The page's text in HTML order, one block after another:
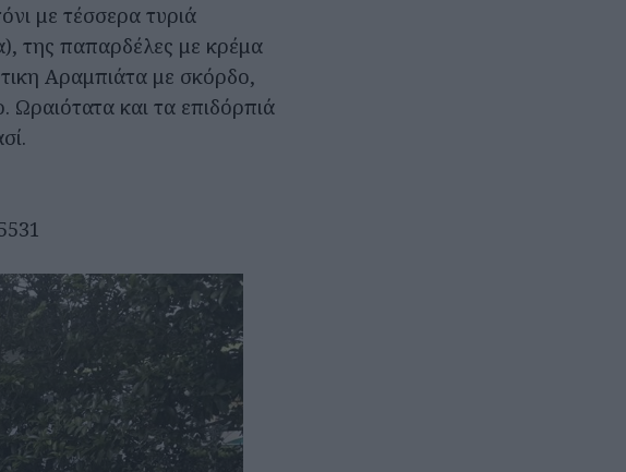
με τέσσερα τυριά
της παπαρδέλες με κρέμα
Αραμπιάτα με σκόρδο,
Ωραιότατα και τα επιδόρπιά